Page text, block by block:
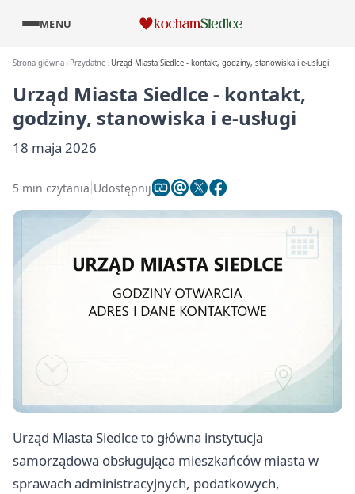
MENU
Strona główna Przydatne Urząd Miasta Siedlce - kontakt, godziny, stanowiska i e-usługi
Urząd Miasta Siedlce - kontakt,
godziny, stanowiska i e-usługi
18 maja 2026
5 min czytania Udostępnij
Urząd Miasta Siedlce to główna instytucja
samorządowa obsługująca mieszkańców miasta w
sprawach administracyjnych, podatkowych,